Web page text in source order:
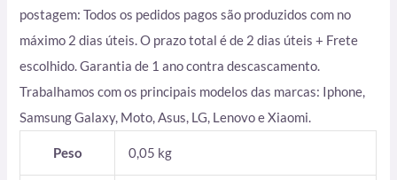
postagem: Todos os pedidos pagos são produzidos com no
máximo 2 dias úteis. O prazo total é de 2 dias úteis + Frete
escolhido. Garantia de 1 ano contra descascamento.
Trabalhamos com os principais modelos das marcas: Iphone,
Samsung Galaxy, Moto, Asus, LG, Lenovo e Xiaomi.
Peso 0,05 kg